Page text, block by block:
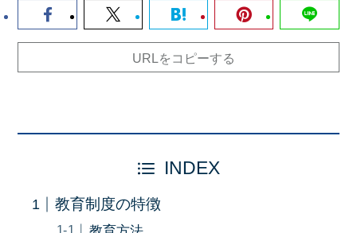
URLをコピーする
INDEX
教育制度の特徴